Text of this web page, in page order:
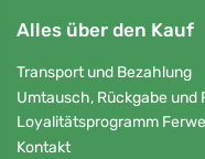
Alles über den Kauf
Transport und Bezahlung
Umtausch, Rückgabe und
Loyalitätsprogramm
Kontakt